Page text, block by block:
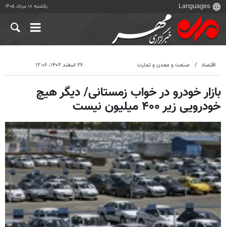
یکشنبه ۱۸ مرداد ۱۴۰۵
اقتصاد صنعت و معدن و تجارت ۲۶ اسفند ۱۴۰۲، ۱۲:۰۶
بازار خودرو در خواب زمستانی/ دیگر هیچ
خودرویی زیر ۴۰۰ میلیون نیست